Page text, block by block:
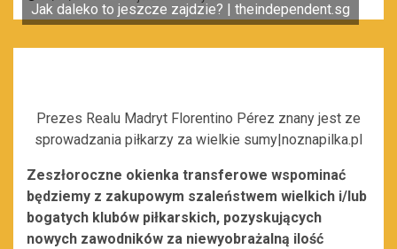
Jak daleko to jeszcze zajdzie? | theindependent.sg
Prezes Realu Madryt Florentino Pérez znany jest ze
sprowadzania piłkarzy za wielkie sumy|noznapilka.pl
Zeszłoroczne okienka transferowe wspominać
będziemy z zakupowym szaleństwem wielkich i/lub
bogatych klubów piłkarskich, pozyskujących
nowych zawodników za niewyobrażalną ilość